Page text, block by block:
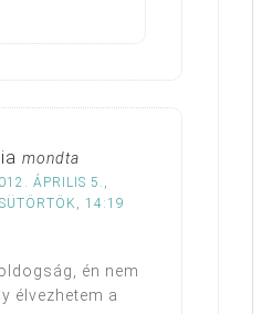
mondta
ÁPRILIS 5.,
14:19
én nem
élvezhetem a